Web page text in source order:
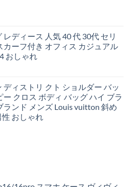
レディース 人気 40 代 30代 セリ
カーフ付き オフィス カジュアル
おしゃれ
ディストリ クト ショルダー バッ
ー クロス ボディ バッグ ハイ ブラ
ランド メンズ Louis vuitton 斜め
おしゃれ